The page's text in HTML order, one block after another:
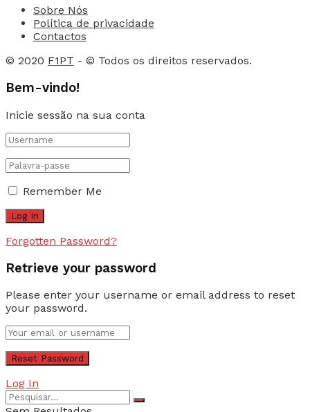
Sobre Nós
Política de privacidade
Contactos
© 2020 F1PT - © Todos os direitos reservados.
Bem-vindo!
Inicie sessão na sua conta
Remember Me
Forgotten Password?
Retrieve your password
Please enter your username or email address to reset
your password.
Log In